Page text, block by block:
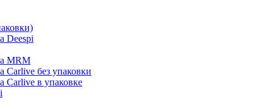
Deespi
MRM
Carlive без упаковки
Carlive в упаковке